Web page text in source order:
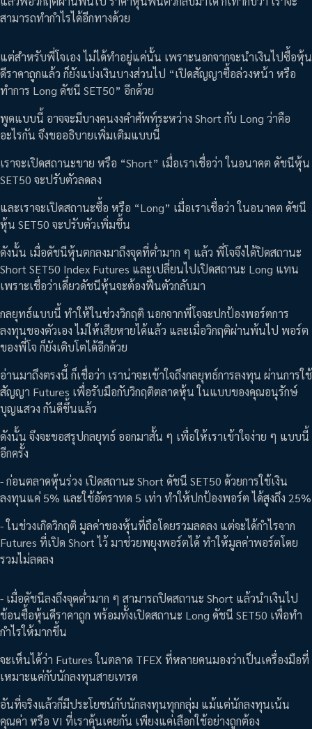
สามารถทำกำไรได้อีกทางด้วย
แต่สำหรับพี่โจเอง ไม่ได้ทำอยู่แค่นั้น เพราะนอกจากจะนำเงินไปซื้อหุ้น
ดีราคาถูกแล้ว ก็ยังแบ่งเงินบางส่วนไป “เปิดสัญญาซื้อล่วงหน้า หรือ
ทำการ Long ดัชนี SET50” อีกด้วย
พูดแบบนี้ อาจจะมีบางคนงงคำศัพท์ระหว่าง Short กับ Long ว่าคือ
อะไรกัน จึงขออธิบายเพิ่มเติมแบบนี้
เราจะเปิดสถานะขาย หรือ “Short” เมื่อเราเชื่อว่า ในอนาคต ดัชนีหุ้น
SET50 จะปรับตัวลดลง
และเราจะเปิดสถานะซื้อ หรือ “Long” เมื่อเราเชื่อว่า ในอนาคต ดัชนี
หุ้น SET50 จะปรับตัวเพิ่มขึ้น
ดังนั้น เมื่อดัชนีหุ้นตกลงมาถึงจุดที่ต่ำมาก ๆ แล้ว พี่โจจึงได้ปิดสถานะ
Short SET50 Index Futures และเปลี่ยนไปเปิดสถานะ Long แทน
เพราะเชื่อว่าเดี๋ยวดัชนีหุ้นจะต้องฟื้นตัวกลับมา
กลยุทธ์แบบนี้ ทำให้ในช่วงวิกฤติ นอกจากพี่โจจะปกป้องพอร์ตการ
ลงทุนของตัวเอง ไม่ให้เสียหายได้แล้ว และเมื่อวิกฤติผ่านพ้นไป พอร์ต
ของพี่โจ ก็ยังเติบโตได้อีกด้วย
อ่านมาถึงตรงนี้ ก็เชื่อว่า เราน่าจะเข้าใจถึงกลยุทธ์การลงทุน ผ่านการใช้
สัญญา Futures เพื่อรับมือกับวิกฤติตลาดหุ้น ในแบบของคุณอนุรักษ์
บุญแสวง กันดีขึ้นแล้ว
ดังนั้น จึงจะขอสรุปกลยุทธ์ ออกมาสั้น ๆ เพื่อให้เราเข้าใจง่าย ๆ แบบนี้
อีกครั้ง
- ก่อนตลาดหุ้นร่วง เปิดสถานะ Short ดัชนี SET50 ด้วยการใช้เงิน
ลงทุนแค่ 5% และใช้อัตราทด 5 เท่า ทำให้ปกป้องพอร์ต ได้สูงถึง 25%
- ในช่วงเกิดวิกฤติ มูลค่าของหุ้นที่ถือโดยรวมลดลง แต่จะได้กำไรจาก
Futures ที่เปิด Short ไว้ มาช่วยพยุงพอร์ตได้ ทำให้มูลค่าพอร์ตโดย
รวมไม่ลดลง
- เมื่อดัชนีลงถึงจุดต่ำมาก ๆ สามารถปิดสถานะ Short แล้วนำเงินไป
ช้อนซื้อหุ้นดีราคาถูก พร้อมทั้งเปิดสถานะ Long ดัชนี SET50 เพื่อทำ
กำไรให้มากขึ้น
จะเห็นได้ว่า Futures ในตลาด TFEX ที่หลายคนมองว่าเป็นเครื่องมือที่
เหมาะแค่กับนักลงทุนสายเทรด
อันที่จริงแล้วก็มีประโยชน์กับนักลงทุนทุกกลุ่ม แม้แต่นักลงทุนเน้น
คุณค่า หรือ VI ที่เราคุ้นเคยกัน เพียงแค่เลือกใช้อย่างถูกต้อง